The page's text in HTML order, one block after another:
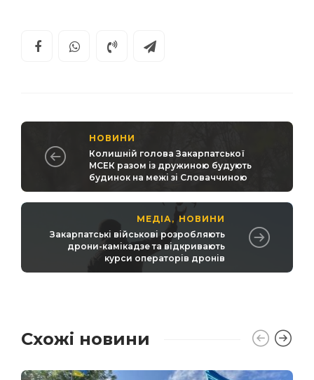
НОВИНИ
Колишній голова Закарпатської
МСЕК разом із дружиною будують
будинок на межі зі Словаччиною
МЕДІА, НОВИНИ
Закарпатські військові розробляють
дрони-камікадзе та відкривають
курси операторів дронів
Схожі новини